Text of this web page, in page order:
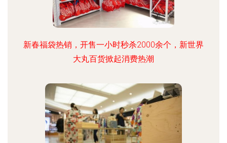
新春福袋热销，开售一小时秒杀2000余个，新世界
大丸百货掀起消费热潮